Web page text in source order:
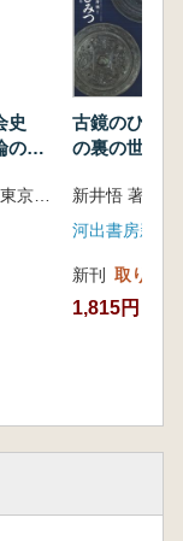
史
のこ
古鏡のひみ
の裏の世界
新井悟 著
河出書房新社
新刊 取り寄せ
1,815円